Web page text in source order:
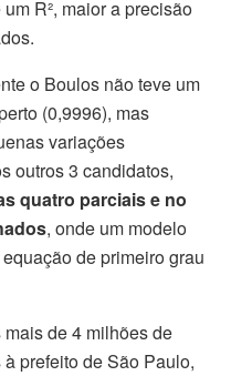
R², maior a precisão
o Boulos não teve um
(0,9996), mas
variações
outros 3 candidatos,
quatro parciais e no
, onde um modelo
de primeiro grau
de 4 milhões de
prefeito de São Paulo,